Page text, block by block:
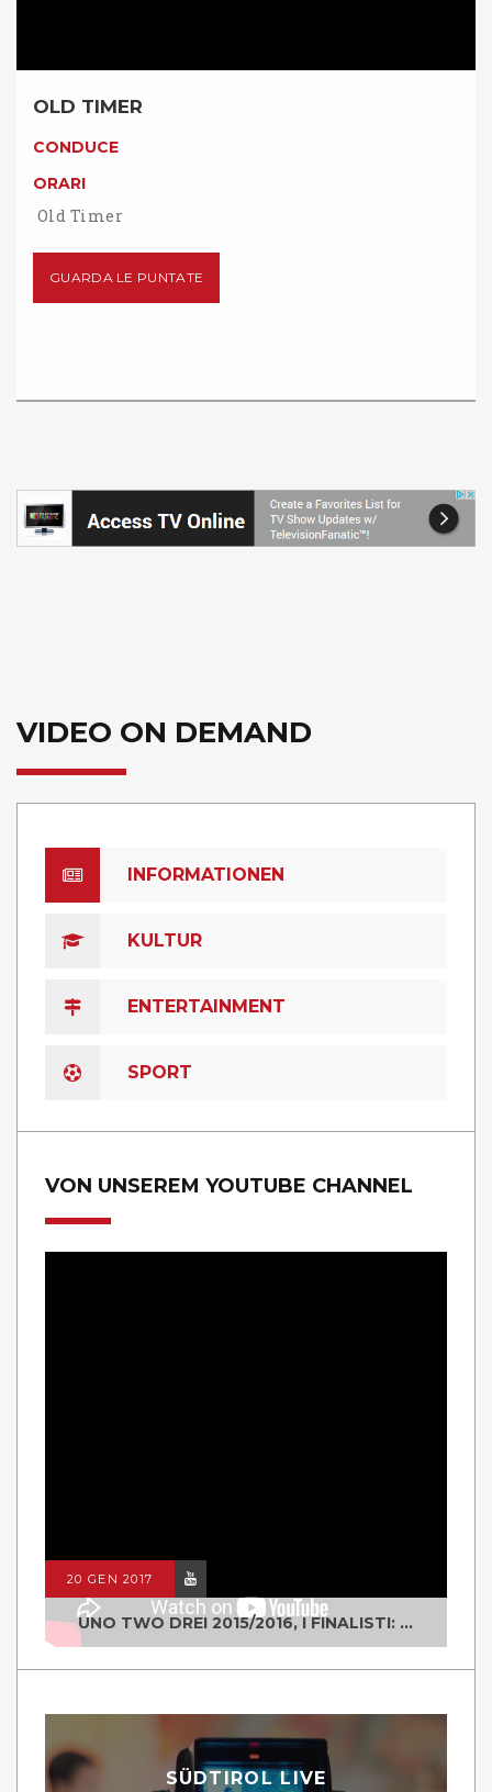
OLD TIMER
CONDUCE
ORARI
Old Timer
GUARDA LE PUNTATE
VIDEO ON DEMAND
INFORMATIONEN
KULTUR
ENTERTAINMENT
SPORT
VON UNSEREM YOUTUBE CHANNEL
20 GEN 2017
UNO TWO DREI 2015/2016, I FINALISTI: CLASSE IV ALS ISTITUTO "DEGASPERI" BORGO VALSUGANA
SÜDTIROL LIVE